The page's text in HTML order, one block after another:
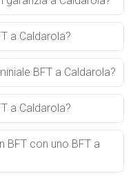
a Caldarola?
BFT a Caldarola?
a Caldarola?
BFT con uno BFT a